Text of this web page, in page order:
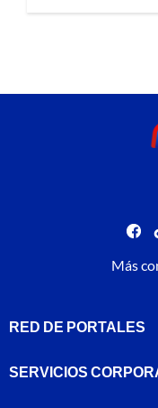
Más
RED DE PORTALES
SERVICIOS